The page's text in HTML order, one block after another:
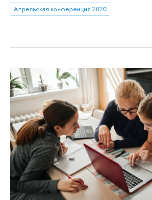
Апрельская конференция 2020